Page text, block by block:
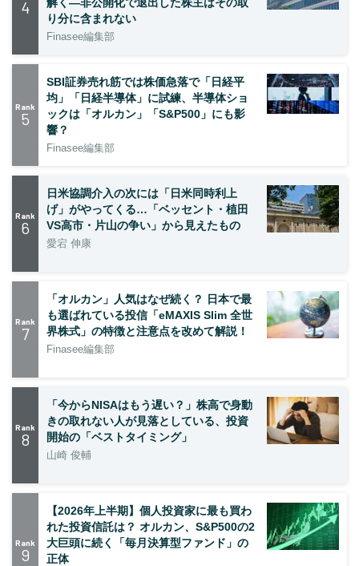
4
り分に含まれない
Finasee編集部
Rank
5
SBI証券売れ筋では株価急落で「日経平
均」「日経半導体」に試練、半導体ショ
ックは「オルカン」「S&P500」にも影
響？
Finasee編集部
Rank
6
日米協調介入の次には「日米同時利上
げ」がやってくる…「ベッセント・植田
VS高市・片山の争い」から見えたもの
愛宕 伸康
Rank
7
「オルカン」人気はなぜ続く？ 日本で最
も選ばれている投信「eMAXIS Slim 全世
界株式」の特徴と注意点を改めて解説！
Finasee編集部
Rank
8
「今からNISAはもう遅い？」株高で身動
きの取れない人が見落としている、投資
開始の「ベストタイミング」
山崎 俊輔
Rank
9
【2026年上半期】個人投資家に最も買わ
れた投資信託は？ オルカン、S&P500の2
大巨頭に続く「毎月決算型ファンド」の
正体